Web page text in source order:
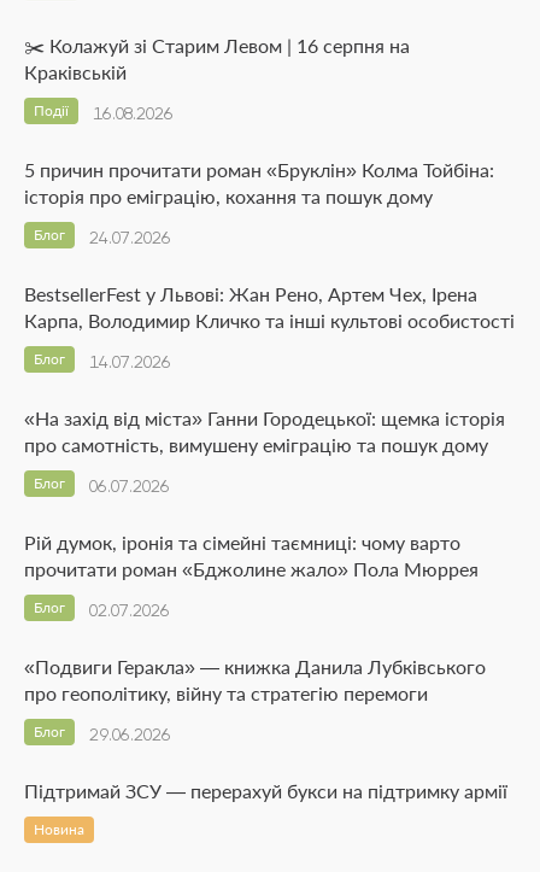
✂️ Колажуй зі Старим Левом | 16 серпня на
Краківській
16.08.2026
Події
5 причин прочитати роман «Бруклін» Колма Тойбіна:
історія про еміграцію, кохання та пошук дому
24.07.2026
Блог
BestsellerFest у Львові: Жан Рено, Артем Чех, Ірена
Карпа, Володимир Кличко та інші культові особистості
14.07.2026
Блог
«На захід від міста» Ганни Городецької: щемка історія
про самотність, вимушену еміграцію та пошук дому
06.07.2026
Блог
Рій думок, іронія та сімейні таємниці: чому варто
прочитати роман «Бджолине жало» Пола Мюррея
02.07.2026
Блог
«Подвиги Геракла» — книжка Данила Лубківського
про геополітику, війну та стратегію перемоги
29.06.2026
Блог
Підтримай ЗСУ — перерахуй букси на підтримку армії
Новина